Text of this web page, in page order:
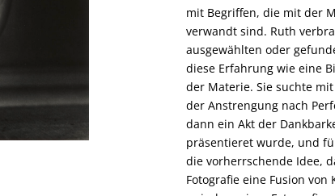
mit Begriffen, die mit der
verwandt sind. Ruth
ausgewählten oder
diese Erfahrung wie eine
der Materie. Sie suchte
der Anstrengung nach
dann ein Akt der
präsentieret wurde, und
die vorherrschende Idee,
Fotografie eine Fusion